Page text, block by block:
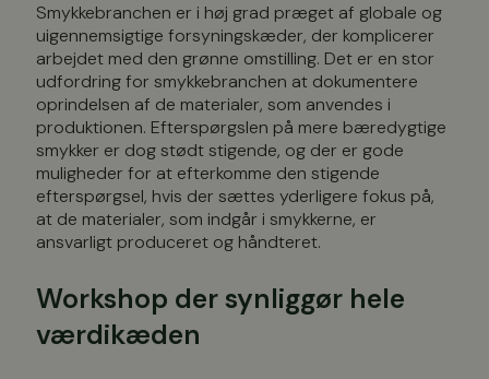
Smykkebranchen er i høj grad præget af globale og
uigennemsigtige forsyningskæder, der komplicerer
arbejdet med den grønne omstilling. Det er en stor
udfordring for smykkebranchen at dokumentere
oprindelsen af de materialer, som anvendes i
produktionen. Efterspørgslen på mere bæredygtige
smykker er dog stødt stigende, og der er gode
muligheder for at efterkomme den stigende
efterspørgsel, hvis der sættes yderligere fokus på,
at de materialer, som indgår i smykkerne, er
ansvarligt produceret og håndteret.
Workshop der synliggør hele
værdikæden